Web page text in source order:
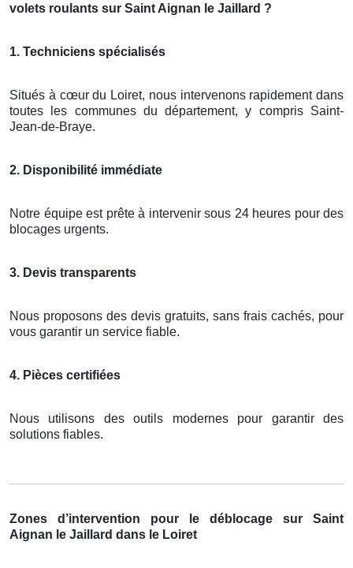
volets roulants sur Saint Aignan le Jaillard ?
1. Techniciens spécialisés
Situés à cœur du Loiret, nous intervenons rapidement dans
toutes les communes du département, y compris Saint-
Jean-de-Braye.
2. Disponibilité immédiate
Notre équipe est prête à intervenir sous 24 heures pour des
blocages urgents.
3. Devis transparents
Nous proposons des devis gratuits, sans frais cachés, pour
vous garantir un service fiable.
4. Pièces certifiées
Nous utilisons des outils modernes pour garantir des
solutions fiables.
Zones d’intervention pour le déblocage sur Saint
Aignan le Jaillard dans le Loiret